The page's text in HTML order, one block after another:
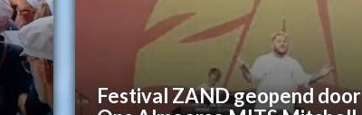
Festival ZAND geopend door